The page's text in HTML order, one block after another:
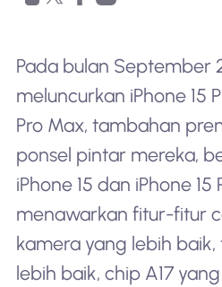
Untuk bisnis
Pada bulan September
meluncurkan iPhone 15
Pro Max, tambahan
ponsel pintar mereka,
iPhone 15 dan iPhone 15
menawarkan fitur-fitur
kamera yang lebih
lebih baik, chip A17